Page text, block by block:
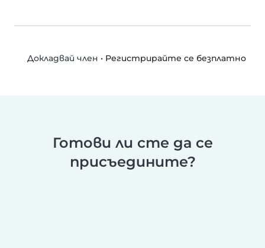
Докладвай член • Регистрирайте се безплатно
Готови ли сте да се
присъедините?